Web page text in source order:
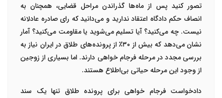
تصور کنید پس از ماه‌ها گذراندن مراحل قضایی، همچنان به
انصاف حکم دادگاه اعتقاد ندارید و می‌دانید که رای صادره عادلانه
نیست. چه می‌کنید؟ آیا تسلیم می‌شوید یا مقاومت می‌کنید؟ آمار
نشان می‌دهد که بیش از ۳۰٪ از پرونده‌های طلاق در ایران نیاز به
بررسی مجدد در مرحله فرجام خواهی دارند. اما بسیاری از زوجین
از وجود این مرحله حیاتی بی‌اطلاع هستند.
دادخواست فرجام خواهی برای پرونده طلاق تنها یک سند